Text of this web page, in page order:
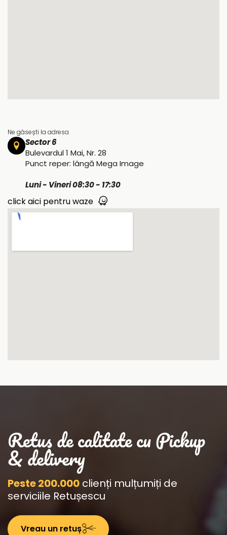
Ne găsești la adresa
Sector 6
Bulevardul 1 Mai, Nr. 28
Punct reper: lângă Mega Image
Luni - Vineri 08:30 - 17:30
click aici pentru waze
Retuș de calitate cu Pickup
& delivery
Peste 200.000 clienți mulțumiți de
serviciile Retușescu
Vreau un retuș